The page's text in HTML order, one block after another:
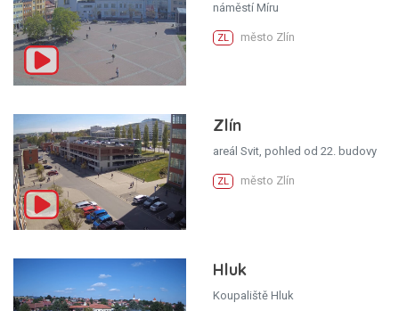
náměstí Míru
ZL město Zlín
Zlín
areál Svit, pohled od 22. budovy
ZL město Zlín
Hluk
Koupaliště Hluk